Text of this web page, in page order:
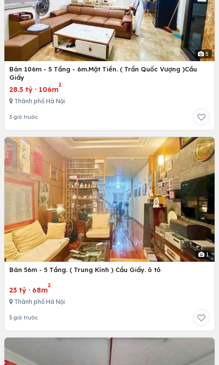
5
Bán 106m - 5 Tầng - 6m.Mặt Tiền. ( Trần Quốc Vượng )Cầu
Giấy
28.5 tỷ · 106m
2
Thành phố Hà Nội
3 giờ trước
1
Bán 56m - 5 Tầng. ( Trung Kính ) Cầu Giấy. ô tô
23 tỷ · 68m
2
Thành phố Hà Nội
3 giờ trước